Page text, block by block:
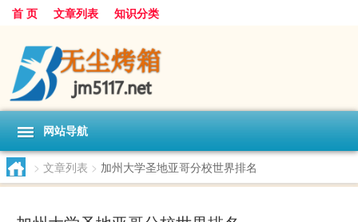
首 页 文章列表 知识分类
网站导航
> 文章列表 > 加州大学圣地亚哥分校世界排名